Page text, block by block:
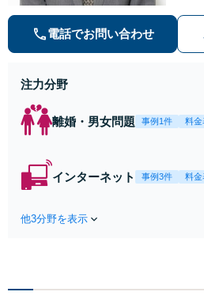
の種
早期
電話でお問い合わせ
注力分野
離婚・男女問題 事例1件 料金
インターネット 事例3件 料金
他3分野を表示